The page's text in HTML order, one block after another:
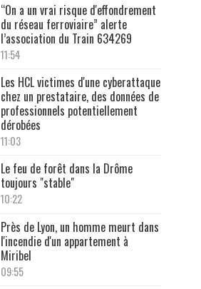
“On a un vrai risque d'effondrement
du réseau ferroviaire” alerte
l’association du Train 634269
11:54
Les HCL victimes d'une cyberattaque
chez un prestataire, des données de
professionnels potentiellement
dérobées
11:03
Le feu de forêt dans la Drôme
toujours "stable"
10:22
Près de Lyon, un homme meurt dans
l'incendie d'un appartement à
Miribel
09:55